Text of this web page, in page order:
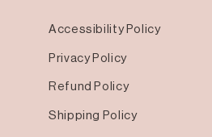
Accessibility Policy
Privacy Policy
Refund Policy
Shipping Policy